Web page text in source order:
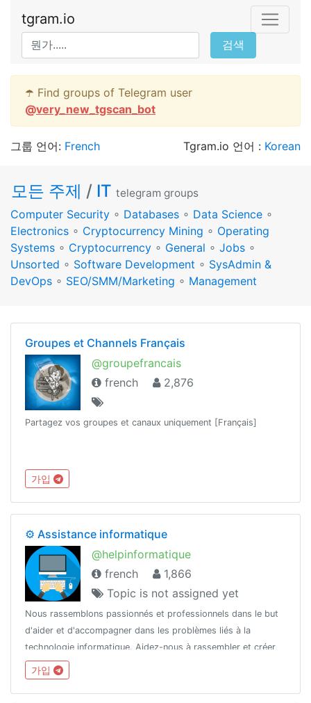
tgram.io
검색
☂️ Find groups of Telegram user
@very_new_tgscan_bot
그룹 언어: French Tgram.io 언어 : Korean
모든 주제 / IT telegram groups
Computer Security ∘ Databases ∘ Data Science ∘
Electronics ∘ Cryptocurrency Mining ∘ Operating
Systems ∘ Cryptocurrency ∘ General ∘ Jobs ∘
Unsorted ∘ Software Development ∘ SysAdmin &
DevOps ∘ SEO/SMM/Marketing ∘ Management
Groupes et Channels Français
@groupefrancais
french
2,876
Partagez vos groupes et canaux uniquement [Français]
가입
⚙️ Assistance informatique
@helpinformatique
french
1,866
Topic is not assigned yet
Nous rassemblons passionnés et professionnels dans le but
d'aider et d'accompagner dans les problèmes liés à la
technologie informatique. Aidez-nous à rassembler et créer
une communauté solide.
가입